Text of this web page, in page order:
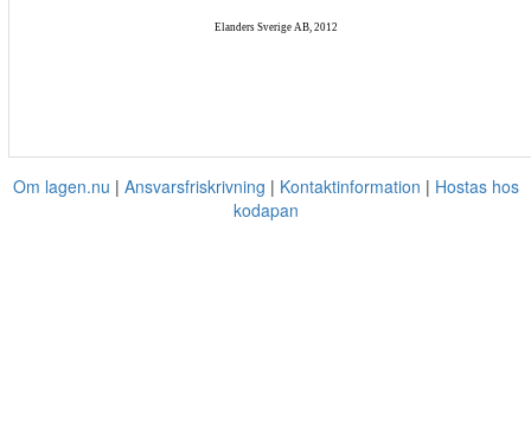
Elanders Sverige AB, 2012
Om lagen.nu Ansvarsfriskrivning Kontaktinformation
Hostas hos
kodapan